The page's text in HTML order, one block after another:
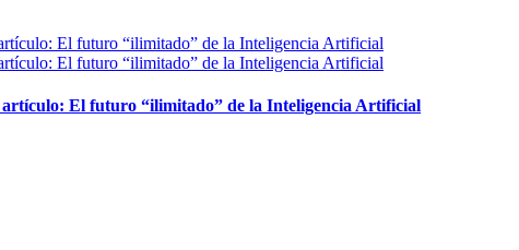
El futuro “ilimitado” de la Inteligencia Artificial